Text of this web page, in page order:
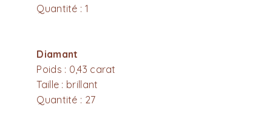
Quantité : 1
Diamant
Poids : 0,43 carat
Taille : brillant
Quantité : 27